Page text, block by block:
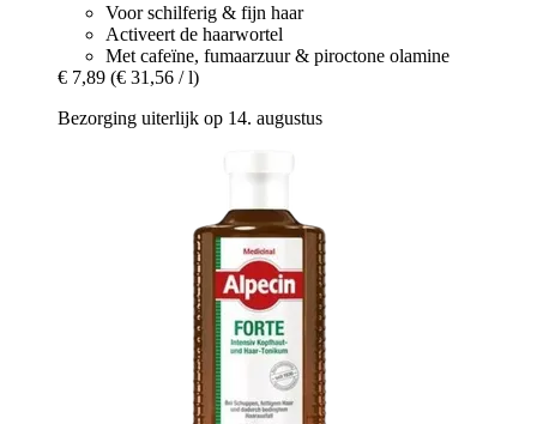
Voor schilferig & fijn haar
Activeert de haarwortel
Met cafeïne, fumaarzuur & piroctone olamine
€ 7,89 (€ 31,56 / l)
Bezorging uiterlijk op 14. augustus